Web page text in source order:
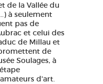
de la Vallée du
à seulement
pas de
et celui des
de Millau et
de
Soulages, à
d'art.